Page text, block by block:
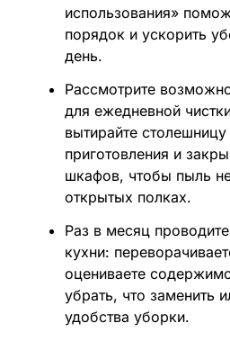
использования»
порядок и ускорить
день.
Рассмотрите
для ежедневной
вытирайте
приготовления и
шкафов, чтобы пыль
открытых полках.
Раз в месяц
кухни:
оцениваете
убрать, что заменить
удобства уборки.